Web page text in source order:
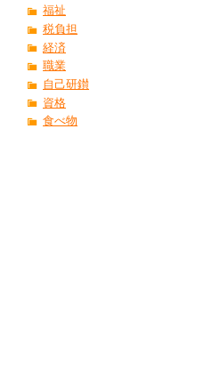
福祉
税負担
経済
職業
自己研鑚
資格
食べ物